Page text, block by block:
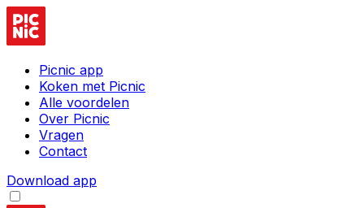
Picnic app
Koken met Picnic
Alle voordelen
Over Picnic
Vragen
Contact
Download app